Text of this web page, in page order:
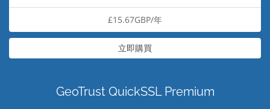
£15.67GBP/年
立即購買
GeoTrust QuickSSL Premium